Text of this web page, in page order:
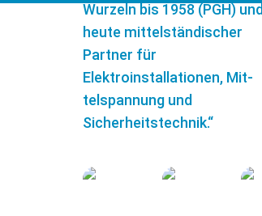
Wurzeln bis 1958 (PGH) und
heute mittelständischer
Partner für
Elektroinstallationen, Mit-
telspannung und
Sicherheitstechnik.“